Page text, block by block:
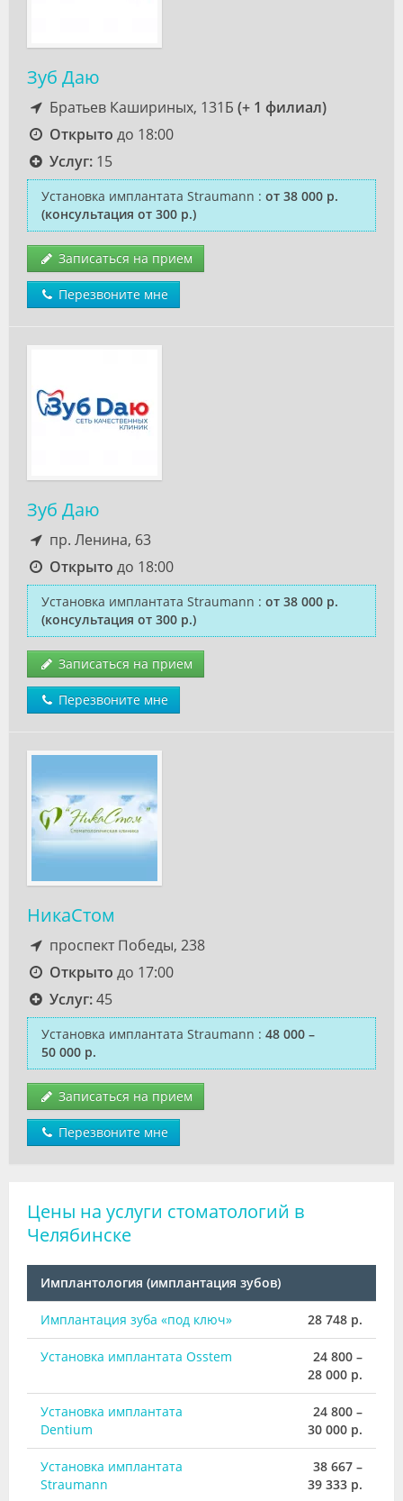
Зуб Даю
Братьев Кашириных, 131Б (+ 1 филиал)
Открыто до 18:00
Услуг:15
Установка имплантата Straumann : от 38 000 р.
(консультация от 300 р.)
Записаться на прием
Перезвоните мне
Зуб Даю
пр. Ленина, 63
Открыто до 18:00
Установка имплантата Straumann : от 38 000 р.
(консультация от 300 р.)
Записаться на прием
Перезвоните мне
НикаСтом
проспект Победы, 238
Открыто до 17:00
Услуг:45
Установка имплантата Straumann : 48 000 –
50 000 р.
Записаться на прием
Перезвоните мне
Цены на услуги стоматологий в
Челябинске
Имплантология (имплантация зубов)
Имплантация зуба «под ключ» 28 748 р.
Установка имплантата Osstem
24 800 –
28 000 р.
Установка имплантата
Dentium
24 800 –
30 000 р.
Установка имплантата
Straumann
38 667 –
39 333 р.